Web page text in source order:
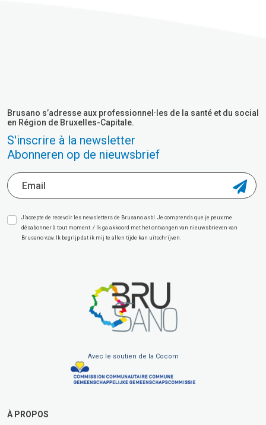
Brusano s’adresse aux professionnel·les de la santé et du social
en Région de Bruxelles-Capitale.
S'inscrire à la newsletter
Abonneren op de nieuwsbrief
J’accepte de recevoir les newsletters de Brusano asbl. Je comprends que je peux me
désabonner à tout moment. / Ik ga akkoord met het ontvangen van nieuwsbrieven van
Brusano vzw. Ik begrijp dat ik mij te allen tijde kan uitschrijven.
Avec le soutien de la Cocom
À PROPOS